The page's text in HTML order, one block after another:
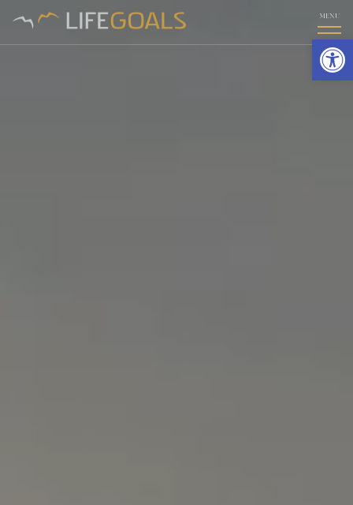
פתח סרגל נגישות
MENU